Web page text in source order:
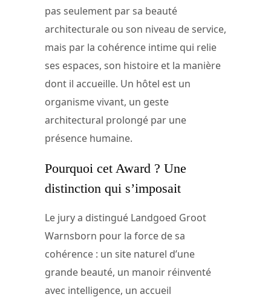
pas seulement par sa beauté
architecturale ou son niveau de service,
mais par la cohérence intime qui relie
ses espaces, son histoire et la manière
dont il accueille. Un hôtel est un
organisme vivant, un geste
architectural prolongé par une
présence humaine.
Pourquoi cet Award ? Une
distinction qui s’imposait
Le jury a distingué Landgoed Groot
Warnsborn pour la force de sa
cohérence : un site naturel d’une
grande beauté, un manoir réinventé
avec intelligence, un accueil